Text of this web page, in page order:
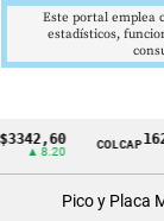
CintilloCOLCAP
Pico y Placa
Este portal emplea
estadísticos,